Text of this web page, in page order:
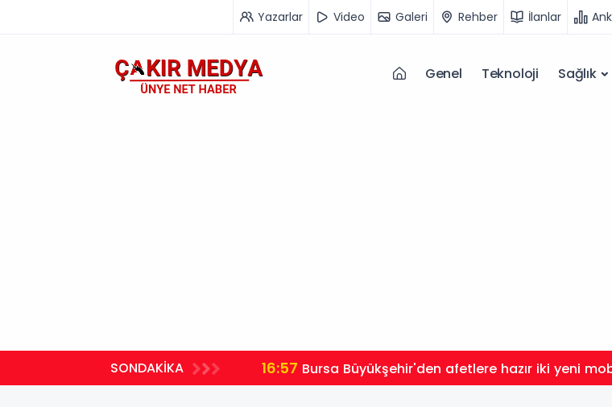
Yazarlar Video Galeri Rehber İlanlar
Genel Teknoloji Sağlık
SONDAKİKA 16:57 Bursa Büyükşehir'den afetlere hazır iki yeni